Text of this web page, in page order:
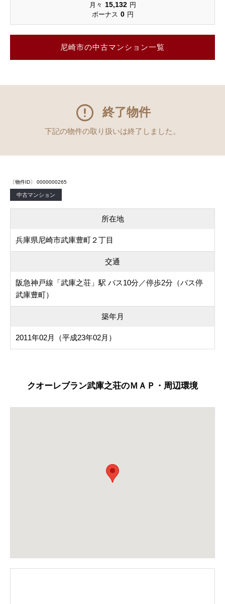
月々 15,132 円
ボーナス 0 円
尼崎市の中古マンション一覧
終了物件
下記の物件の取り扱いは終了しました。
〔物件ID〕 0000000265
中古マンション
所在地
兵庫県尼崎市武庫豊町２丁目
交通
阪急神戸線「武庫之荘」駅 バス10分／停歩2分（バス停
武庫豊町）
築年月
2011年02月（平成23年02月）
クオーレブラン武庫之荘のＭＡＰ・周辺環境